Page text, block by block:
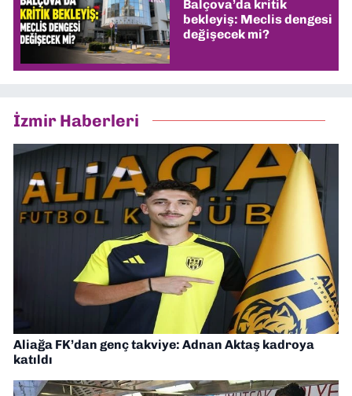
Balçova’da kritik
bekleyiş: Meclis dengesi
değişecek mi?
İzmir Haberleri
Aliağa FK’dan genç takviye: Adnan Aktaş kadroya
katıldı